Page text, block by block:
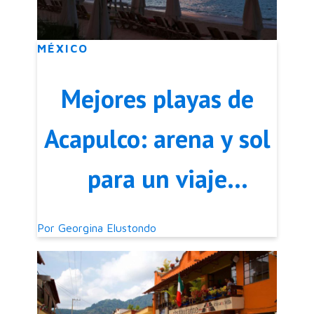
MÉXICO
Mejores playas de
Acapulco: arena y sol
para un viaje
inolvidable
Por Georgina Elustondo